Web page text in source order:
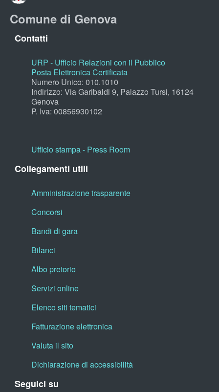
Comune di Genova
Contatti
URP - Ufficio Relazioni con il Pubblico
Posta Elettronica Certificata
Numero Unico: 010.1010
Indirizzo: Via Garibaldi 9, Palazzo Tursi, 16124
Genova
P. Iva: 00856930102
Ufficio stampa - Press Room
Collegamenti utili
Amministrazione trasparente
Concorsi
Bandi di gara
Bilanci
Albo pretorio
Servizi online
Elenco siti tematici
Fatturazione elettronica
Valuta il sito
Dichiarazione di accessibilità
Seguici su